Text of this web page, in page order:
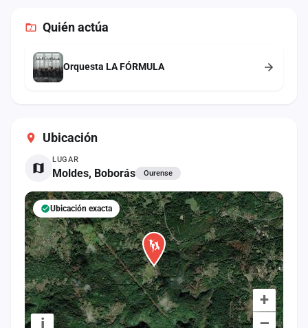
Ubicación
LUGAR
Moldes, Boborás Ourense
+
–
Ubicación exacta
Quién actúa
Orquesta LA FÓRMULA